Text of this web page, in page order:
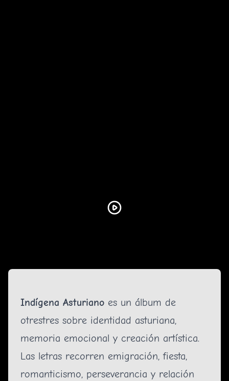
Indígena Asturiano es un álbum de
otrestres sobre identidad asturiana,
memoria emocional y creación artística.
Las letras recorren emigración, fiesta,
romanticismo, perseverancia y relación